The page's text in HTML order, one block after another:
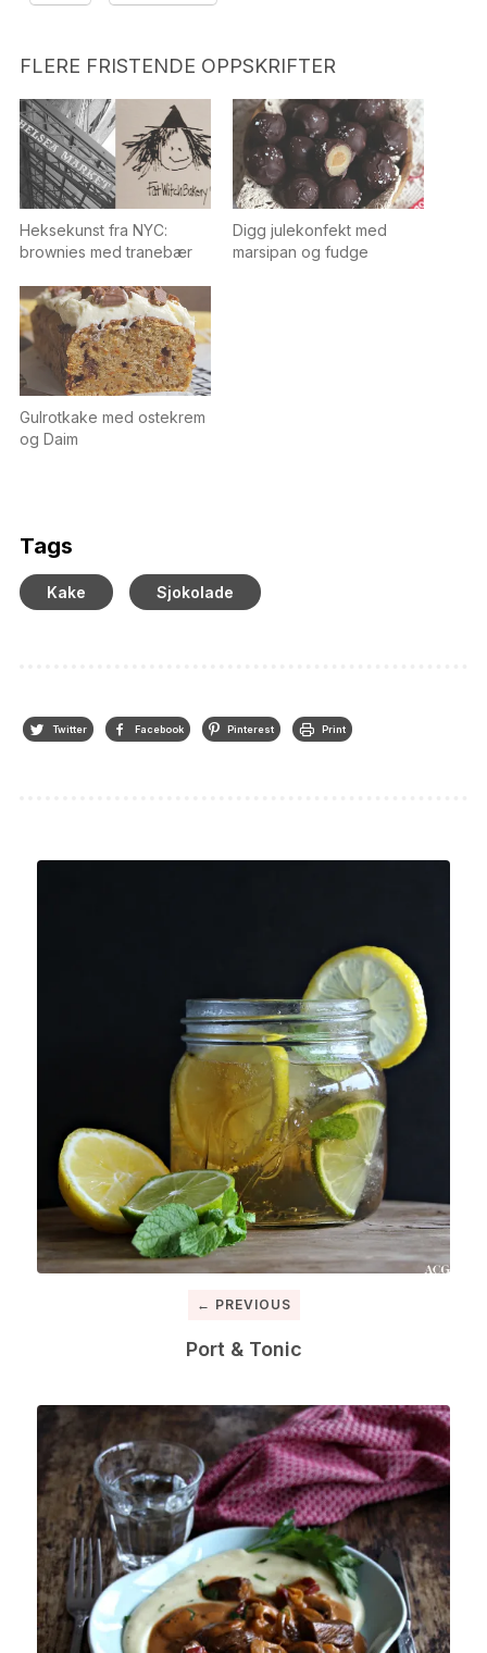
FLERE FRISTENDE OPPSKRIFTER
Heksekunst fra NYC:
brownies med tranebær
Digg julekonfekt med
marsipan og fudge
Gulrotkake med ostekrem
og Daim
Tags
Kake Sjokolade
Twitter Facebook Pinterest Print
← PREVIOUS
Port & Tonic